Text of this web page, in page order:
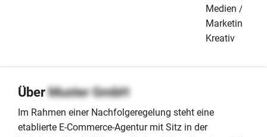
Medien /
Marketing &
Kreativ
ÜberMuster GmbH
Im Rahmen einer Nachfolgeregelung steht eine
etablierte E-Commerce-Agentur mit Sitz in der